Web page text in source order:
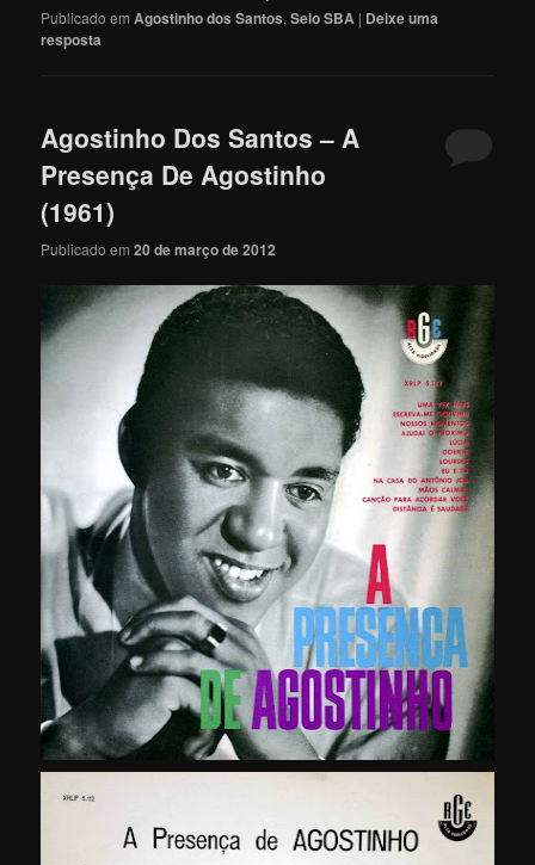
Publicado em Agostinho dos Santos,Selo SBA | Deixe uma
resposta
Agostinho Dos Santos – A
Presença De Agostinho
(1961)
Publicado em20 de março de 2012